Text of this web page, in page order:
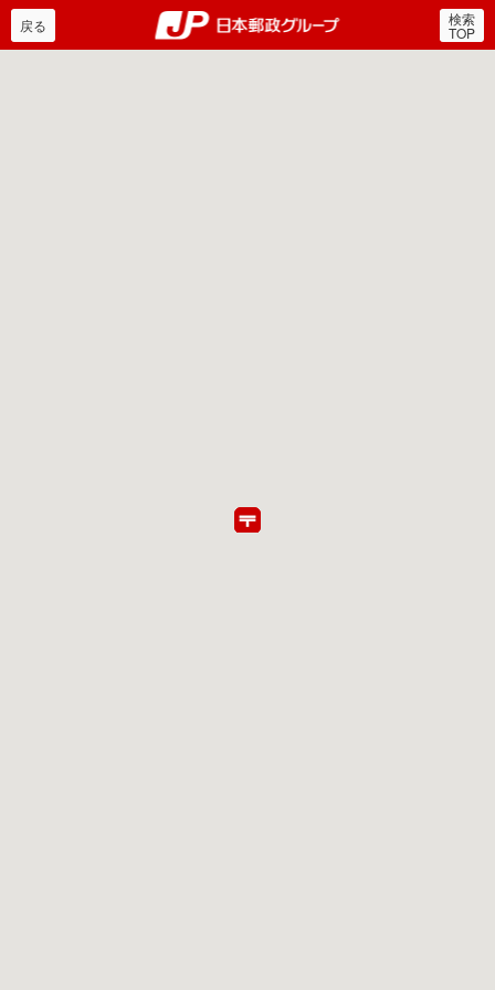
郵便局・日本郵政グルー
戻る 検索
TOP